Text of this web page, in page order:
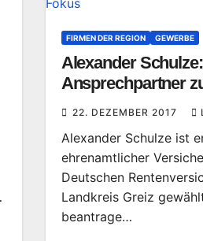
FIRMEN DER REGION GEWERBE
Alexander
Ansprechpartner
22. DEZEMBER 2017
Alexander Schulze ist
ehrenamtlicher
Deutschen
Landkreis Greiz
beantrage…